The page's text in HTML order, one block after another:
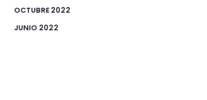
OCTUBRE 2022
JUNIO 2022